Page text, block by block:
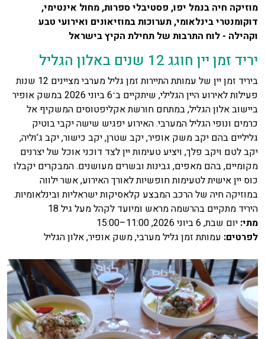
מוזיקה חיה בנמל יפו, פסטיבלי ספרות, מחול אינטימי,
דוקומנטרי בינלאומי, תערוכות במוזיאונים ואירועי טבע
וקהילה - לוח התרבות של תחילת הקיץ בישראל
יריד זמן יין חוגג 12 שנים באלון הגליל
ביריד זמן יין של עמותת התיירות זמן גליל מערבי מציינים 12 שנות
פעילות לאירוע היין הגלילי, שיתקיים ב־6 ביוני 2026 במשק אופיר
ביישוב אלון הגליל, במתחם חורשת אקליפטוסים המשקיף אל
כרמים ונופי הגליל המערבי. האירוע יפגיש שישה יקבי בוטיק
גליליים בהם יקב משק אופיר, יקב שטרן, יקב כישור, יקב ג’וליה,
יקב לטם ויקב פלך, ויציע טעימות יין לצד דוכני אוכל של יצרנים
מקומיים, בהם מאפים, גבינות ובשרים מעושנים. המבקרים יקבלו
כוס יין אישית לטעימות חופשיות לאורך האירוע, אשר ילווה
במוזיקה חיה של הרכב המבצע קלאסיקות ישראליות ובינלאומיות.
היריד מתקיים בהרשמה מראש ומיועד לקהל מעל גיל 18
מתי: יום שבת, 6 ביוני 2026, 11:00–15:00
לפרטים: עמותת זמן גליל מערבי, משק אופיר, אלון הגליל